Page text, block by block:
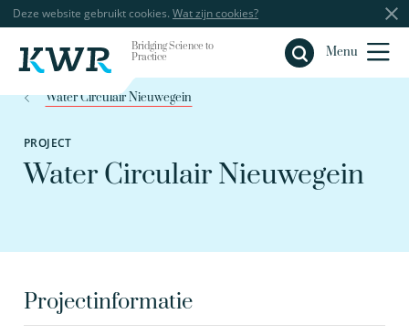
Deze website gebruikt cookies. Wat zijn cookies?
Bridging Science to
Practice
Menu
Sluiten
Water Circulair Nieuwegein
PROJECT
Water Circulair Nieuwegein
Projectinformatie